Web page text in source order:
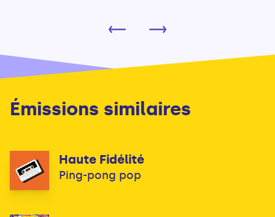
Émissions similaires
Haute Fidélité
Ping-pong pop